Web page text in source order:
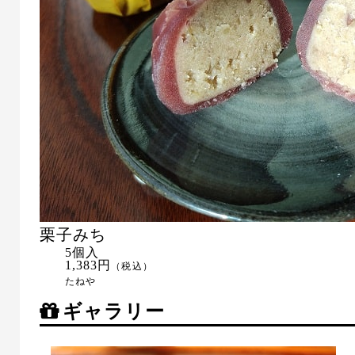
栗子みち
5個入
1,383円
（税込）
たねや
ギャラリー